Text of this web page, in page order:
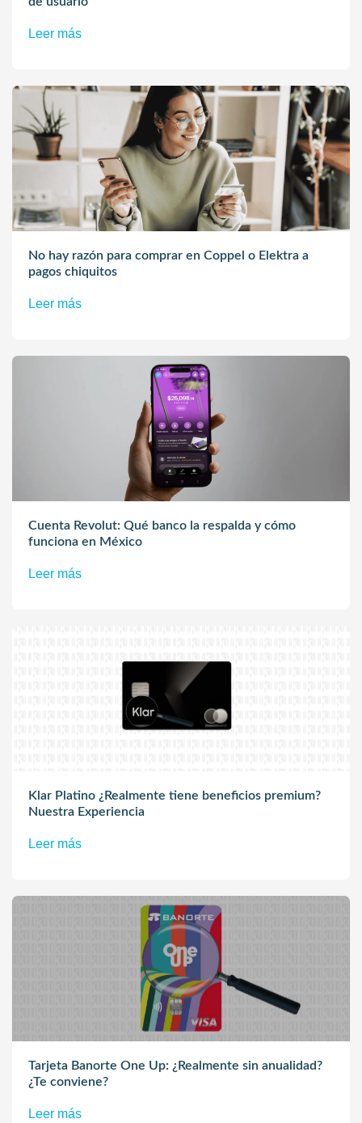
Leer más
No hay razón para comprar en Coppel o Elektra a
pagos chiquitos
Leer más
Cuenta Revolut: Qué banco la respalda y cómo
funciona en México
Leer más
Klar Platino ¿Realmente tiene beneficios premium?
Nuestra Experiencia
Leer más
Tarjeta Banorte One Up: ¿Realmente sin anualidad?
¿Te conviene?
Leer más